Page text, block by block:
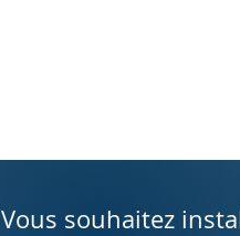
Vous souhaitez